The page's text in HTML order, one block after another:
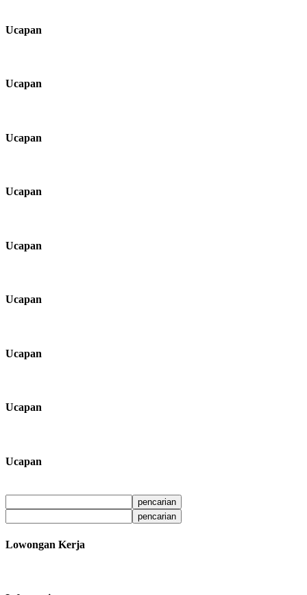
Ucapan
Ucapan
Ucapan
Ucapan
Ucapan
Ucapan
Ucapan
Ucapan
Ucapan
Lowongan Kerja